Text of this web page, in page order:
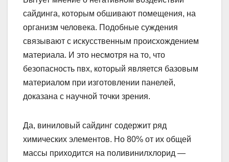
сайдинга, которым обшивают помещения, на
организм человека. Подобные суждения
связывают с искусственным происхождением
материала. И это несмотря на то, что
безопасность пвх, который является базовым
материалом при изготовлении панелей,
доказана с научной точки зрения.
Да, виниловый сайдинг содержит ряд
химических элементов. Но 80% от их общей
массы приходится на поливинилхлорид —